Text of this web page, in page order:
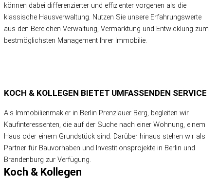
können dabei differenzierter und effizienter vorgehen als die
klassische Hausverwaltung. Nutzen Sie unsere Erfahrungswerte
aus den Bereichen Verwaltung, Vermarktung und Entwicklung zum
bestmöglichsten Management Ihrer Immobilie.
KOCH & KOLLEGEN BIETET UMFASSENDEN SERVICE
Als Immobilienmakler in Berlin Prenzlauer Berg, begleiten wir
Kaufinteressenten, die auf der Suche nach einer Wohnung, einem
Haus oder einem Grundstück sind. Darüber hinaus stehen wir als
Partner für Bauvorhaben und Investitionsprojekte in Berlin und
Brandenburg zur Verfügung.
Koch & Kollegen